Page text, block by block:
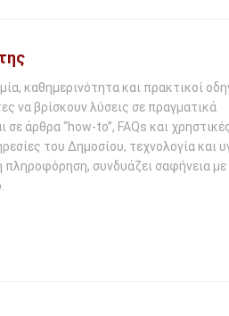
καθημερινότητα και πρακτικοί
να βρίσκουν λύσεις σε πραγματικά
σε άρθρα “how-to”, FAQs και
του Δημοσίου, τεχνολογία και
πληροφόρηση, συνδυάζει σαφήνεια με